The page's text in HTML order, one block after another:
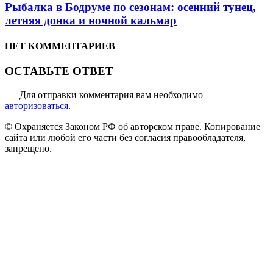
Рыбалка в Бодруме по сезонам: осенний тунец,
летняя донка и ночной кальмар
НЕТ КОММЕНТАРИЕВ
ОСТАВЬТЕ ОТВЕТ
Для отправки комментария вам необходимо
авторизоваться.
© Охраняется Законом РФ об авторском праве. Копирование
сайта или любой его части без согласия правообладателя,
запрещено.